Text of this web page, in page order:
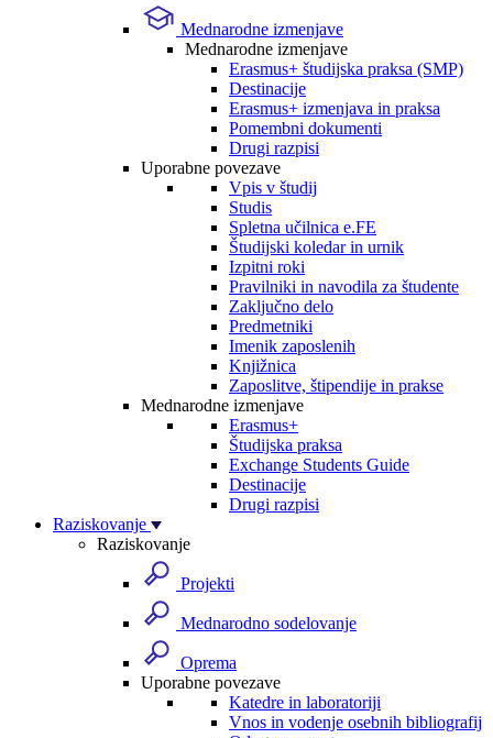
Mednarodne izmenjave
Mednarodne izmenjave
Erasmus+ študijska praksa (SMP)
Destinacije
Erasmus+ izmenjava in praksa
Pomembni dokumenti
Drugi razpisi
Uporabne povezave
Vpis v študij
Studis
Spletna učilnica e.FE
Študijski koledar in urnik
Izpitni roki
Pravilniki in navodila za študente
Zaključno delo
Predmetniki
Imenik zaposlenih
Knjižnica
Zaposlitve, štipendije in prakse
Mednarodne izmenjave
Erasmus+
Študijska praksa
Exchange Students Guide
Destinacije
Drugi razpisi
Raziskovanje
Raziskovanje
Projekti
Mednarodno sodelovanje
Oprema
Uporabne povezave
Katedre in laboratoriji
Vnos in vodenje osebnih bibliografij